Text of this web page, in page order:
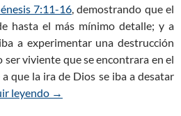
7:11-16, demostrando que el
hasta el más mínimo detalle; y a
a experimentar una destrucción
viviente que se encontrara en el
que la ira de Dios se iba a desatar
leyendo Génesis 7:11 – El Diluvio
→